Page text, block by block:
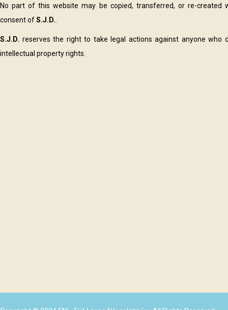
No part of this website may be copied, transferred, or re-created
consent ofS.J.D.
S.J.D. reserves the right to take legal actions against anyone who
intellectual property rights.